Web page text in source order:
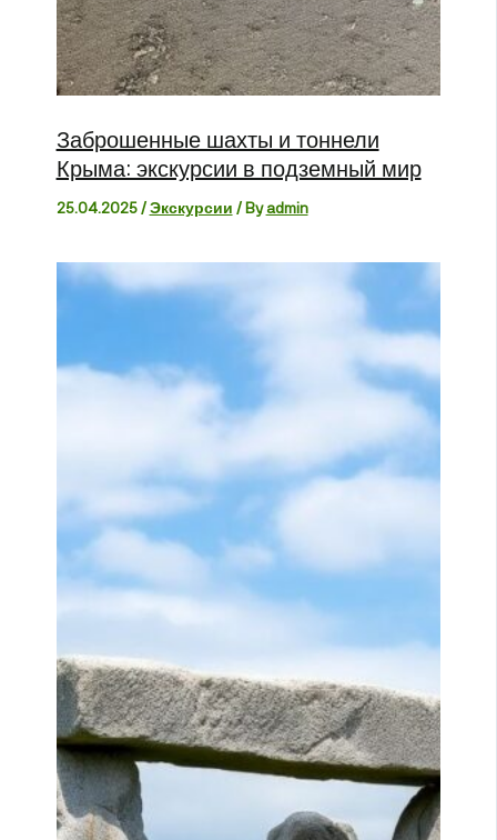
Заброшенные шахты и тоннели
Крыма: экскурсии в подземный мир
25.04.2025/Экскурсии / Byadmin